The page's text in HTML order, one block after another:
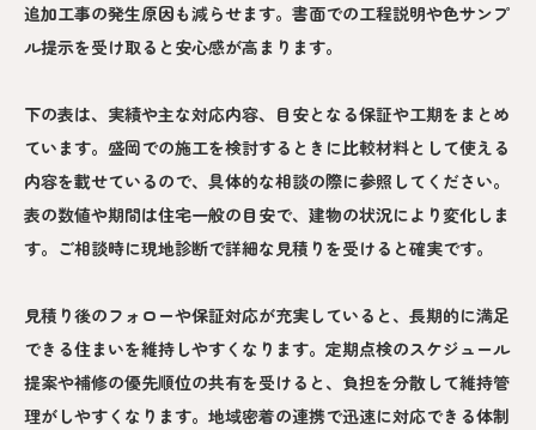
追加工事の発生原因も減らせます。書面での工程説明や色サンプ
ル提示を受け取ると安心感が高まります。
下の表は、実績や主な対応内容、目安となる保証や工期をまとめ
ています。盛岡での施工を検討するときに比較材料として使える
内容を載せているので、具体的な相談の際に参照してください。
表の数値や期間は住宅一般の目安で、建物の状況により変化しま
す。ご相談時に現地診断で詳細な見積りを受けると確実です。
見積り後のフォローや保証対応が充実していると、長期的に満足
できる住まいを維持しやすくなります。定期点検のスケジュール
提案や補修の優先順位の共有を受けると、負担を分散して維持管
理がしやすくなります。地域密着の連携で迅速に対応できる体制